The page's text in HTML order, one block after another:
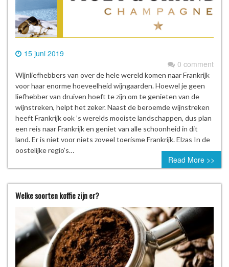
15 juni 2019
0 comment
Wijnliefhebbers van over de hele wereld komen naar Frankrijk
voor haar enorme hoeveelheid wijngaarden. Hoewel je geen
liefhebber van druiven hoeft te zijn om te genieten van de
wijnstreken, helpt het zeker. Naast de beroemde wijnstreken
heeft Frankrijk ook ’s werelds mooiste landschappen, dus plan
een reis naar Frankrijk en geniet van alle schoonheid in dit
land. Er is niet voor niets zoveel toerisme Frankrijk. Elzas In de
oostelijke regio’s…
Read More >>
Welke soorten koffie zijn er?